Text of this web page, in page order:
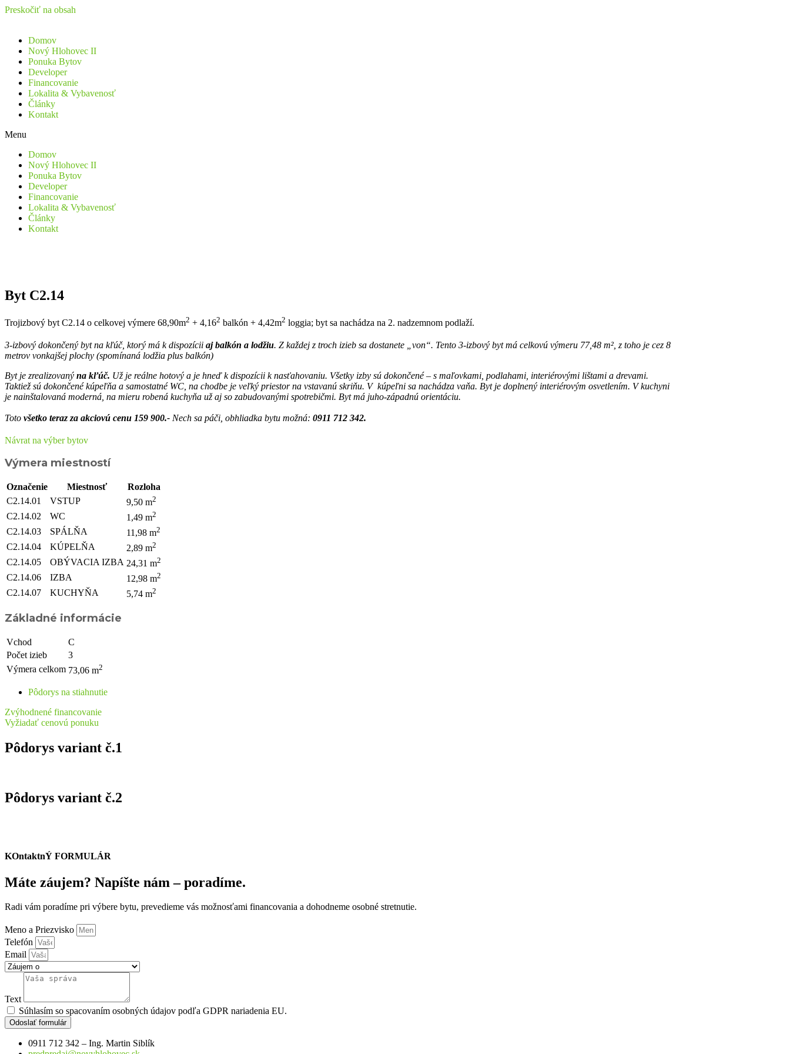
Preskočiť na obsah
Domov
Nový Hlohovec II
Ponuka Bytov
Developer
Financovanie
Lokalita & Vybavenosť
Články
Kontakt
Menu
Domov
Nový Hlohovec II
Ponuka Bytov
Developer
Financovanie
Lokalita & Vybavenosť
Články
Kontakt
Byt C2.14
Trojizbový byt C2.14 o celkovej výmere 68,90m2 + 4,162 balkón + 4,42m2 loggia; byt sa nachádza na 2. nadzemnom podlaží.
3-izbový dokončený byt na kľúč, ktorý má k dispozícii aj balkón a lodžiu. Z každej z troch izieb sa dostanete „von“. Tento 3-izbový byt má celkovú výmeru 77,48 m², z toho je cez 8
metrov vonkajšej plochy (spomínaná lodžia plus balkón)
Byt je zrealizovaný na kľúč. Už je reálne hotový a je hneď k dispozícii k nasťahovaniu. Všetky izby sú dokončené – s maľovkami, podlahami, interiérovými lištami a drevami.
Taktiež sú dokončené kúpeľňa a samostatné WC, na chodbe je veľký priestor na vstavanú skriňu. V kúpeľni sa nachádza vaňa. Byt je doplnený interiérovým osvetlením. V kuchyni
je nainštalovaná moderná, na mieru robená kuchyňa už aj so zabudovanými spotrebičmi. Byt má juho-západnú orientáciu.
Toto všetko teraz za akciovú cenu 159 900.- Nech sa páči, obhliadka bytu možná: 0911 712 342.
Návrat na výber bytov
Výmera miestností
Označenie Miestnosť
Rozloha
C2.14.01
VSTUP 9,50 m2
C2.14.02 WC 1,49 m2
C2.14.03 SPÁLŇA 11,98 m2
C2.14.04 KÚPELŇA 2,89 m2
C2.14.05 OBÝVACIA IZBA 24,31 m2
C2.14.06 IZBA 12,98 m2
C2.14.07 KUCHYŇA 5,74 m2
Základné informácie
Vchod
C
Počet izieb
3
Výmera celkom 73,06 m2
Pôdorys na stiahnutie
Zvýhodnené financovanie
Vyžiadať cenovú ponuku
Pôdorys variant č.1
Pôdorys variant č.2
KOntaktnÝ FORMULÁR
Máte záujem? Napíšte nám – poradíme.
Radi vám poradíme pri výbere bytu, prevedieme vás možnosťami financovania a dohodneme osobné stretnutie.
Meno a Priezvisko
Telefón
Email
Text
Súhlasím so spacovaním osobných údajov podľa GDPR nariadenia EU.
Odoslať formulár
0911 712 342 – Ing. Martin Siblík